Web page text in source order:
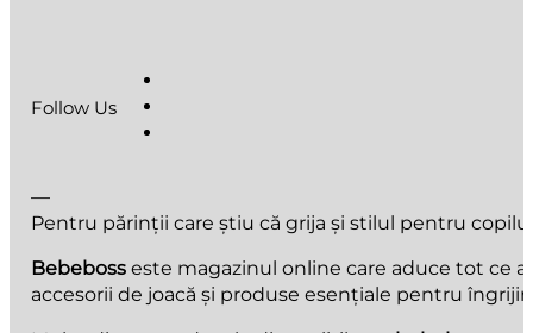
Follow Us
—
Pentru părinții care știu că grija și stilul pentru
Bebeboss este magazinul online care aduce tot ce
accesorii de joacă și produse esențiale pentru